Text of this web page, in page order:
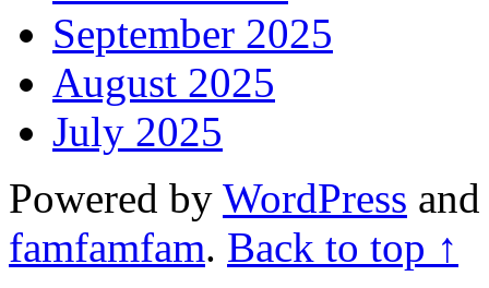
September 2025
August 2025
July 2025
Powered by WordPress
famfamfam. Back to top ↑